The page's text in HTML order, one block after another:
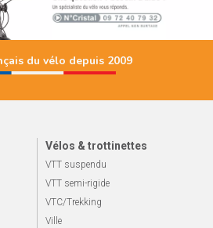
du vélo depuis 2009
Vélos & trottinettes
VTT suspendu
VTT semi-rigide
VTC/Trekking
Ville